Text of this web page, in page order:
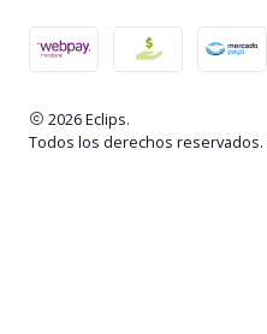
2026 Eclips.
Todos los derechos reservados.